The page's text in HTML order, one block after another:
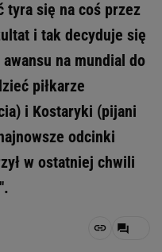
tyra się na coś przez
i tak decyduje się
na mundial do
piłkarze
i Kostaryki (pijani
odcinki
w ostatniej chwili